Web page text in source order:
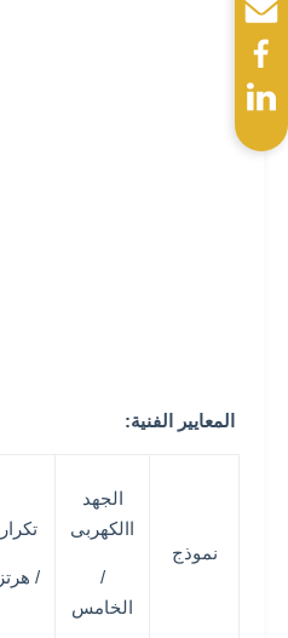
المعايير الفنية:
نموذج
الجهد
االكهربى
/
الخامس
تكرار
/ هرتز